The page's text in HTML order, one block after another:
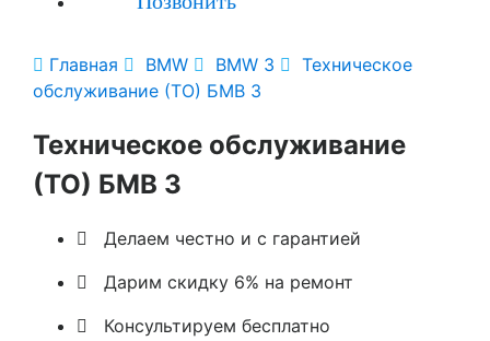
 Главная  BMW  BMW 3  Техническое
обслуживание (ТО) БМВ 3
Техническое обслуживание
(ТО) БМВ 3
 Делаем честно и с гарантией
 Дарим скидку 6% на ремонт
 Консультируем бесплатно